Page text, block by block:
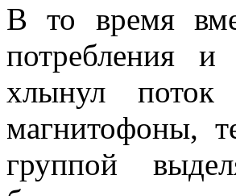
В то время
потребления
хлынул поток
магнитофоны,
группой